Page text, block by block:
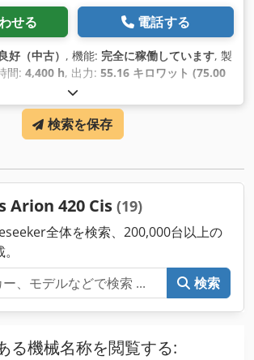
せる 電話する
良好（中古） , 機能: 完全に稼働しています, 製
間: 4,400 h, 出力: 55.16 キロワット (75.00
A2204DAA2203584
検索を保存
Arion 420 Cis (19)
全体を検索、200,000台以上の
検索
る機械名称を閲覧する: